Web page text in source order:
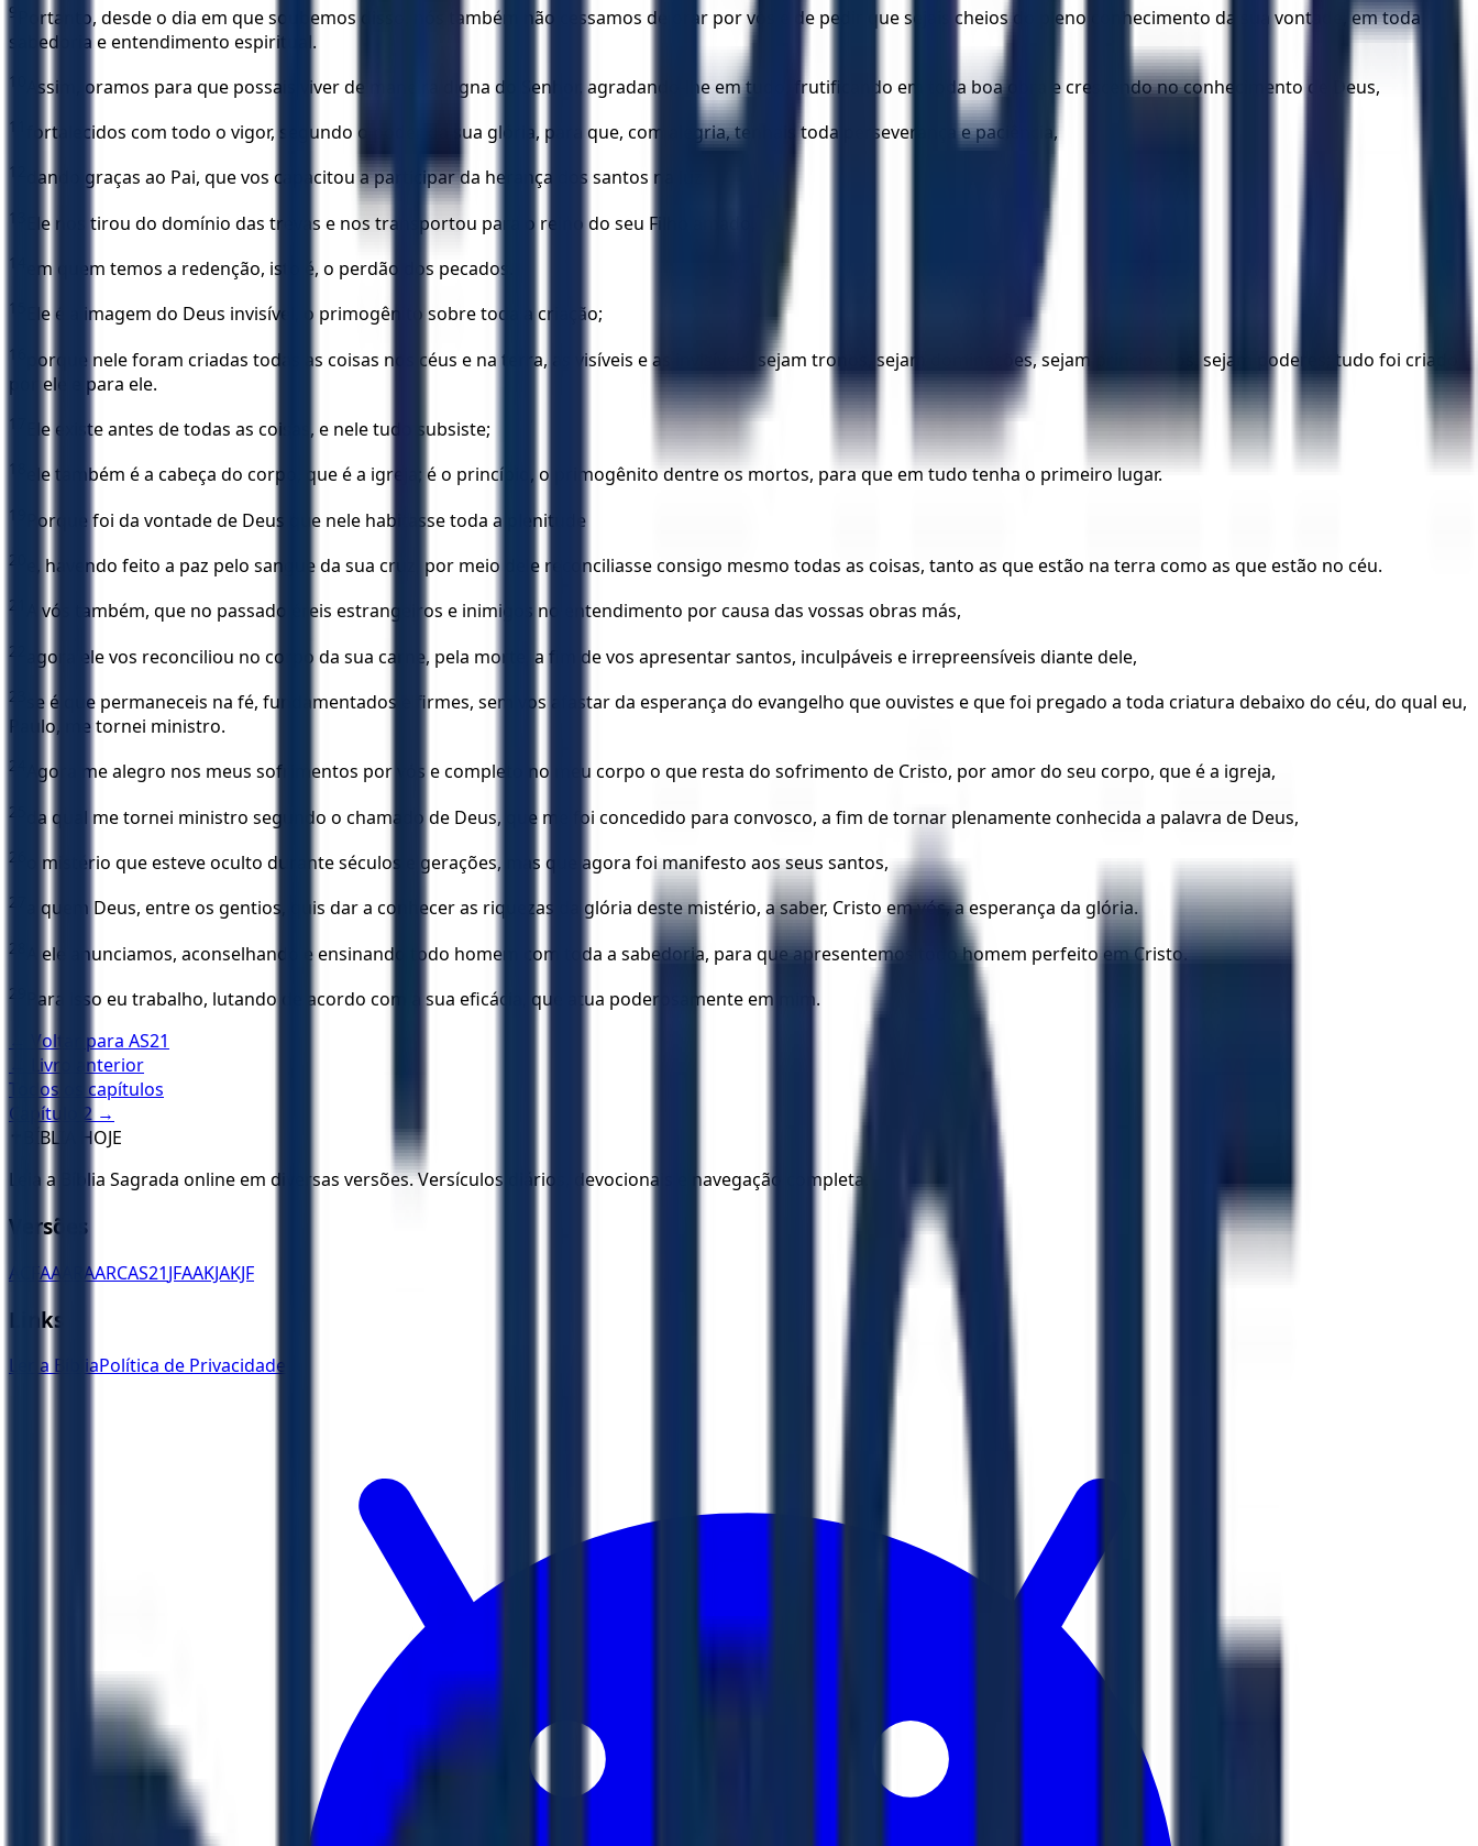
9
Portanto, desde o dia em que soubemos disso, nós também não cessamos de orar por vós e de pedir que sejais cheios do pleno conhecimento da sua vontade, em toda
sabedoria e entendimento espiritual.
10 Assim, oramos para que possais viver de maneira digna do Senhor, agradando-lhe em tudo, frutificando em toda boa obra e crescendo no conhecimento de Deus,
11 fortalecidos com todo o vigor, segundo o poder da sua glória, para que, com alegria, tenhais toda perseverança e paciência,
12 dando graças ao Pai, que vos capacitou a participar da herança dos santos na luz.
13 Ele nos tirou do domínio das trevas e nos transportou para o reino do seu Filho amado,
14 em quem temos a redenção, isto é, o perdão dos pecados.
15 Ele é a imagem do Deus invisível, o primogênito sobre toda a criação;
16
porque nele foram criadas todas as coisas nos céus e na terra, as visíveis e as invisíveis, sejam tronos, sejam dominações, sejam principados, sejam poderes; tudo foi criado
por ele e para ele.
17 Ele existe antes de todas as coisas, e nele tudo subsiste;
18 ele também é a cabeça do corpo, que é a igreja; é o princípio, o primogênito dentre os mortos, para que em tudo tenha o primeiro lugar.
19 Porque foi da vontade de Deus que nele habitasse toda a plenitude
20 e, havendo feito a paz pelo sangue da sua cruz, por meio dele reconciliasse consigo mesmo todas as coisas, tanto as que estão na terra como as que estão no céu.
21 A vós também, que no passado éreis estrangeiros e inimigos no entendimento por causa das vossas obras más,
22 agora ele vos reconciliou no corpo da sua carne, pela morte, a fim de vos apresentar santos, inculpáveis e irrepreensíveis diante dele,
23
se é que permaneceis na fé, fundamentados e firmes, sem vos afastar da esperança do evangelho que ouvistes e que foi pregado a toda criatura debaixo do céu, do qual eu,
Paulo, me tornei ministro.
24 Agora me alegro nos meus sofrimentos por vós e completo no meu corpo o que resta do sofrimento de Cristo, por amor do seu corpo, que é a igreja,
25 da qual me tornei ministro segundo o chamado de Deus, que me foi concedido para convosco, a fim de tornar plenamente conhecida a palavra de Deus,
26 o mistério que esteve oculto durante séculos e gerações, mas que agora foi manifesto aos seus santos,
27 a quem Deus, entre os gentios, quis dar a conhecer as riquezas da glória deste mistério, a saber, Cristo em vós, a esperança da glória.
28 A ele anunciamos, aconselhando e ensinando todo homem com toda a sabedoria, para que apresentemos todo homem perfeito em Cristo.
29
Para isso eu trabalho, lutando de acordo com a sua eficácia, que atua poderosamente em mim.
← Voltar para AS21
← Livro anterior
Todos os capítulos
Capítulo
2 →
BÍBLIA HOJE
Leia a Bíblia Sagrada online em diversas versões. Versículos diários, devocionais e navegação completa.
Versões
ACFAA ARAARCAS21JFAAKJAKJF
Links
Ler a BíbliaPolítica de Privacidade